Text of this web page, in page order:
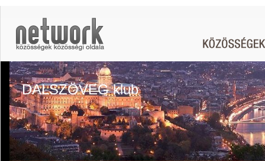
DALSZÖVEG klub